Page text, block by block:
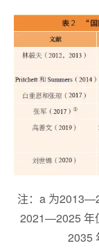
注：a 为
2021—2025 年
2035